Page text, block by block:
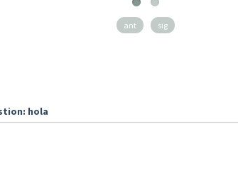
ant sig
hola